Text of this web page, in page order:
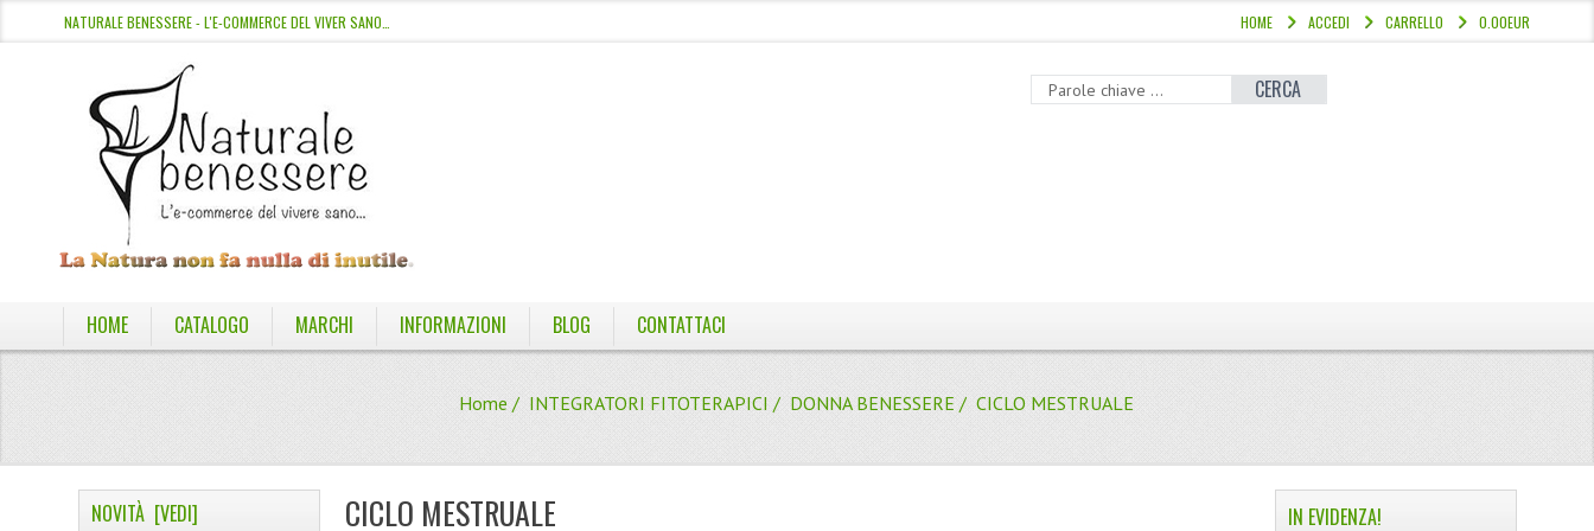
NATURALE BENESSERE - L'E-COMMERCE DEL VIVER SANO… 0.00EUR
CARRELLO
ACCEDI
HOME
CERCA
HOME CATALOGO MARCHI INFORMAZIONI BLOG CONTATTACI
Home / INTEGRATORI FITOTERAPICI / DONNA BENESSERE / CICLO MESTRUALE
CICLO MESTRUALE
NOVITÀ [VEDI] IN EVIDENZA!